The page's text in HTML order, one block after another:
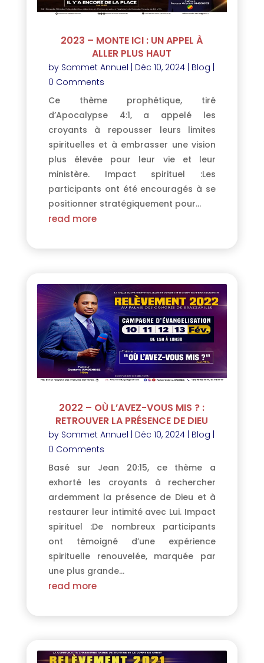
2023 – MONTE ICI : UN APPEL À
ALLER PLUS HAUT
by Sommet Annuel Déc 10, 2024| Blog
0 Comments
Ce thème prophétique, tiré
d’Apocalypse 4:1, a appelé les
croyants à repousser leurs limites
spirituelles et à embrasser une vision
plus élevée pour leur vie et leur
ministère. Impact spirituel :Les
participants ont été encouragés à se
positionner stratégiquement pour...
read more
2022 – OÙ L’AVEZ-VOUS MIS ? :
RETROUVER LA PRÉSENCE DE DIEU
by Sommet Annuel | Déc 10, 2024| Blog |
0 Comments
Basé sur Jean 20:15, ce thème a
exhorté les croyants à rechercher
ardemment la présence de Dieu et à
restaurer leur intimité avec Lui. Impact
spirituel :De nombreux participants
ont témoigné d’une expérience
spirituelle renouvelée, marquée par
une plus grande...
read more